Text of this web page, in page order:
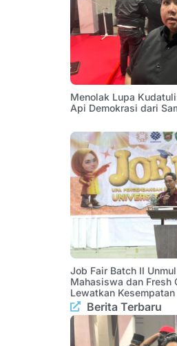
Menolak Lupa
Api Demokrasi dari
Job Fair Batch II
Mahasiswa dan Fresh
Lewatkan Kesempatan
Berita Terbaru